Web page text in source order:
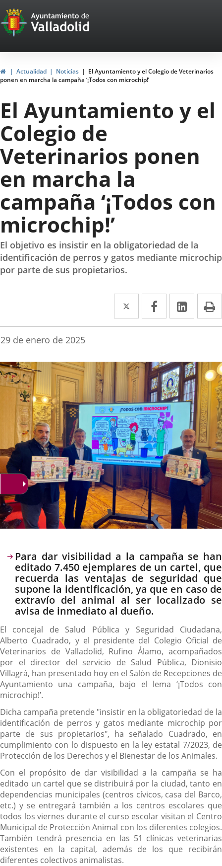
Portal
Web
del
Ayuntamiento
de
Valladolid
InicioActualidad Noticias
El Ayuntamiento y el Colegio de Veterinarios
ponen en marcha la campaña ‘¡Todos con microchip!’
El Ayuntamiento y el
Colegio de
Veterinarios ponen
en marcha la
campaña ‘¡Todos con
microchip!’
El objetivo es insistir en la obligatoriedad de la
identificación de perros y gatos mediante microchip
por parte de sus propietarios.
Twitter
Enlace
a
aplicación
externa.
Facebook
Enlace
a
aplicación
externa.
Enlace
a
Fecha
la
noticia
29 de enero de 2025
Descripción
Para dar visibilidad a la campaña se han
editado 7.450 ejemplares de un cartel, que
recuerda las ventajas de seguridad que
supone la identificación, ya que en caso de
extravío del animal al ser localizado se
avisa de inmediato al dueño.
El concejal de Salud Pública y Seguridad Ciudadana,
Alberto Cuadrado, y el presidente del Colegio Oficial de
Veterinarios de Valladolid, Rufino Álamo, acompañados
por el director del servicio de Salud Pública, Dionisio
Villagrá, han presentado hoy en el Salón de Recepciones de
Ayuntamiento una campaña, bajo el lema ‘¡Todos con
microchip!’.
Dicha campaña pretende "insistir en la obligatoriedad de la
identificación de perros y gatos mediante microchip por
parte de sus propietarios", ha señalado Cuadrado, en
cumplimiento con lo dispuesto en la ley estatal 7/2023, de
Protección de los Derechos y el Bienestar de los Animales.
Con el propósito de dar visibilidad a la campaña se ha
editado un cartel que se distribuirá por la ciudad, tanto en
dependencias municipales (centros cívicos, casa del Barco,
etc.) y se entregará también a los centros escolares que
todos los viernes durante el curso escolar visitan el Centro
Municipal de Protección Animal con los diferentes colegios.
También tendrá presencia en las 51 clínicas veterinarias
existentes en la capital, además de los que recibirán
diferentes colectivos animalistas.